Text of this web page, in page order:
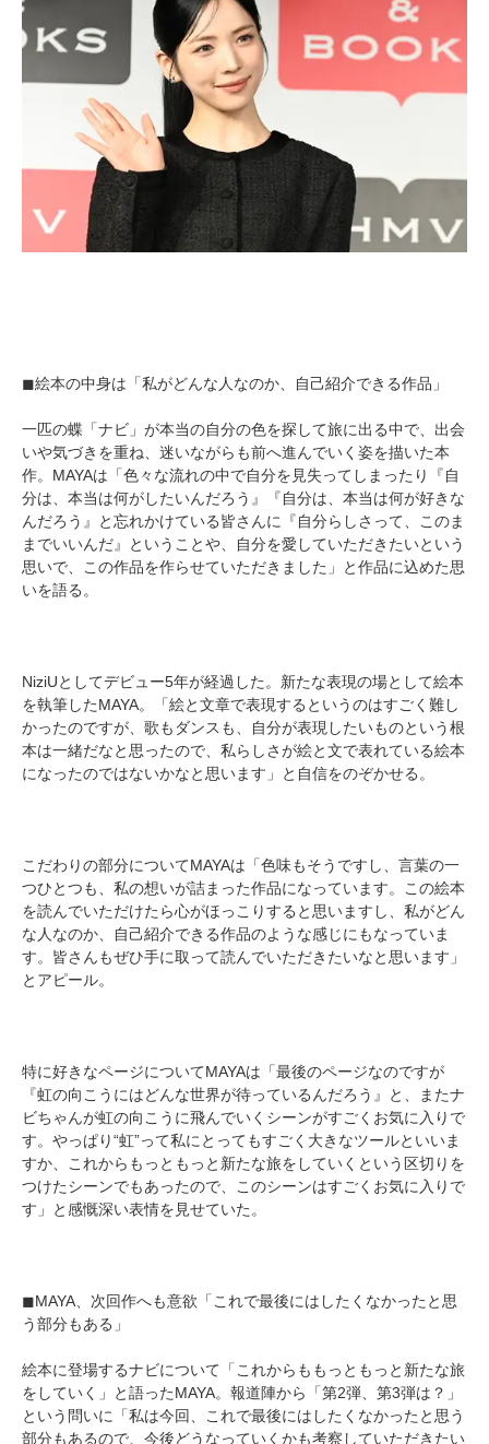
◼︎絵本の中身は「私がどんな人なのか、自己紹介できる作品」
一匹の蝶「ナビ」が本当の自分の色を探して旅に出る中で、出会
いや気づきを重ね、迷いながらも前へ進んでいく姿を描いた本
作。MAYAは「色々な流れの中で自分を見失ってしまったり『自
分は、本当は何がしたいんだろう』『自分は、本当は何が好きな
んだろう』と忘れかけている皆さんに『自分らしさって、このま
までいいんだ』ということや、自分を愛していただきたいという
思いで、この作品を作らせていただきました」と作品に込めた思
いを語る。
NiziUとしてデビュー5年が経過した。新たな表現の場として絵本
を執筆したMAYA。「絵と文章で表現するというのはすごく難し
かったのですが、歌もダンスも、自分が表現したいものという根
本は一緒だなと思ったので、私らしさが絵と文で表れている絵本
になったのではないかなと思います」と自信をのぞかせる。
こだわりの部分についてMAYAは「色味もそうですし、言葉の一
つひとつも、私の想いが詰まった作品になっています。この絵本
を読んでいただけたら心がほっこりすると思いますし、私がどん
な人なのか、自己紹介できる作品のような感じにもなっていま
す。皆さんもぜひ手に取って読んでいただきたいなと思います」
とアピール。
特に好きなページについてMAYAは「最後のページなのですが
『虹の向こうにはどんな世界が待っているんだろう』と、またナ
ビちゃんが虹の向こうに飛んでいくシーンがすごくお気に入りで
す。やっぱり“虹”って私にとってもすごく大きなツールといいま
すか、これからもっともっと新たな旅をしていくという区切りを
つけたシーンでもあったので、このシーンはすごくお気に入りで
す」と感慨深い表情を見せていた。
◼︎MAYA、次回作へも意欲「これで最後にはしたくなかったと思
う部分もある」
絵本に登場するナビについて「これからももっともっと新たな旅
をしていく」と語ったMAYA。報道陣から「第2弾、第3弾は？」
という問いに「私は今回、これで最後にはしたくなかったと思う
部分もあるので、今後どうなっていくかも考察していただきたい